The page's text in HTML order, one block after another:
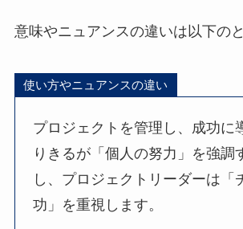
意味やニュアンスの違いは以下のと
使い方やニュアンスの違い
プロジェクトを管理し、成功に
りきるが「個人の努力」を強調
し、プロジェクトリーダーは「
功」を重視します。